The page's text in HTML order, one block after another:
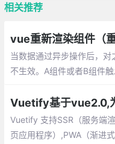
相关推荐
vue重新渲染组件（
当数据通过异步操作后，
不生效。A组件或者B组件
Vuetify 支持SSR（服务端
页应用程序）,PWA（渐进